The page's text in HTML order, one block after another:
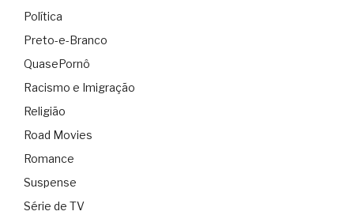
Política
Preto-e-Branco
QuasePornô
Racismo e Imigração
Religião
Road Movies
Romance
Suspense
Série de TV